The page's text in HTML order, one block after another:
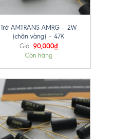
Trở AMTRANS AMRG – 2W
(chân vàng) – 47K
Giá: 90,000₫
Còn hàng